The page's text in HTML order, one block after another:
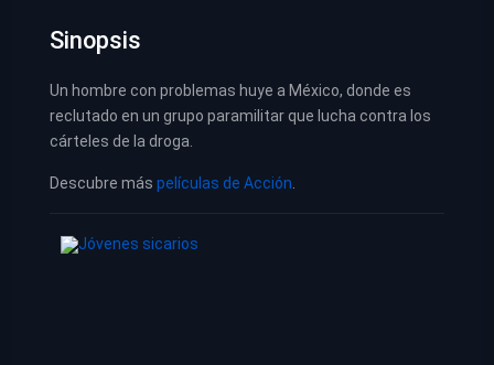
Sinopsis
Un hombre con problemas huye a México, donde es
reclutado en un grupo paramilitar que lucha contra los
cárteles de la droga.
Descubre más películas de Acción